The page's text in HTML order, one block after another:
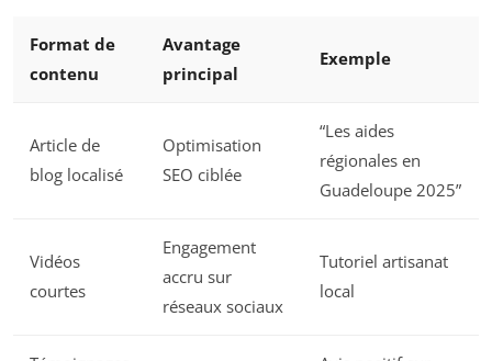
Format de
contenu
Avantage
principal
Exemple
Article de
blog localisé
Optimisation
SEO ciblée
“Les aides
régionales en
Guadeloupe 2025”
Vidéos
courtes
Engagement
accru sur
réseaux sociaux
Tutoriel artisanat
local